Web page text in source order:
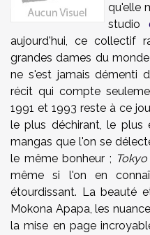
qu'elle
studio
aujourd'hui, ce collectif
grandes dames du
ne s'est jamais démenti
récit qui compte
1991 et 1993 reste à ce
le plus déchirant, le plus
mangas que l'on se
le même bonheur ;
même si l'on en
étourdissant. La beauté
Mokona Apapa, les
la mise en page